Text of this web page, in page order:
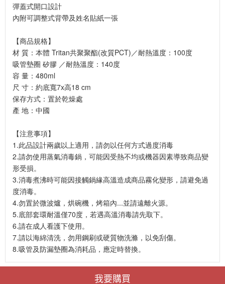
彈蓋式開口設計
內附可調整式背帶及姓名貼紙一張
【商品規格】
材 質：本體 Tritan共聚聚酯(改質PCT)／耐熱溫度：100度
吸管墊圈 矽膠 ／耐熱溫度：140度
容 量：480ml
尺 寸：約底寬7x高18 cm
保存方式：置於乾燥處
產 地：中國
【注意事項】
1.此品設計兩歲以上適用，請勿以任何方式過度消毒
2.請勿使用蒸氣消毒鍋，可能因受熱不均或機器因素導致商品變
形受損。
3.消毒煮沸時可能因接觸鍋緣高溫造成商品霧化變形，請避免過
度消毒。
4.勿置於微波爐，烘碗機，烤箱內...並請遠離火源。
5.底部套環耐溫僅70度，若遇高溫消毒請先取下。
6.請在成人看護下使用。
7.請以海綿清洗，勿用鋼刷或硬質物洗滌，以免刮傷。
8.吸管及防漏墊圈為消耗品，應定時替換。
我要購買